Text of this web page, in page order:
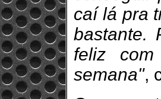
caí lá pra
bastante.
feliz
semana",